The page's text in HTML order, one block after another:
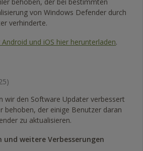
von Windows Defender durch
verhinderte.
Android und iOS hier herunterladen.
wir den Software Updater verbessert
behoben, der einige Benutzer daran
zu aktualisieren.
und weitere Verbesserungen